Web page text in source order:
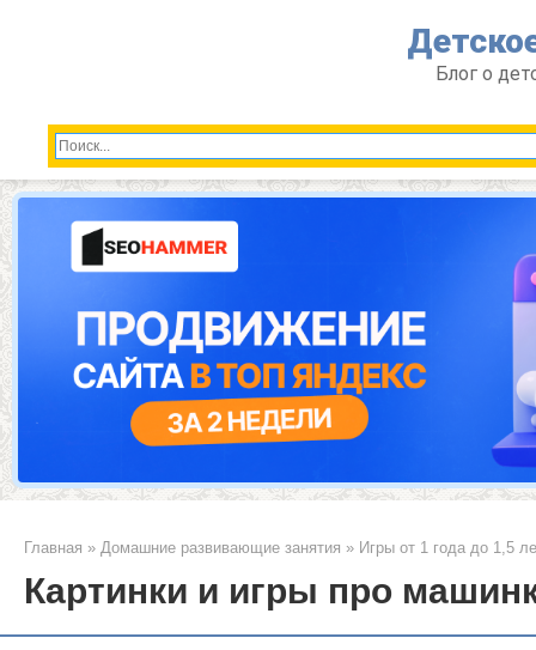
Блог о
Главная » Домашние развивающие занятия » Игры от 1 года до 1,5
Картинки и игры про